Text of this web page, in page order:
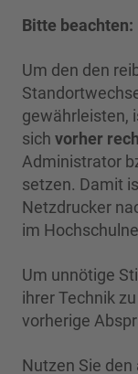
Bitte beachten:
Um den den
gewährleisten,
sich vorher
Administrator
setzen. Damit
Netzdrucker
im
Um unnötige
ihrer Technik
vorherige
Nutzen Sie